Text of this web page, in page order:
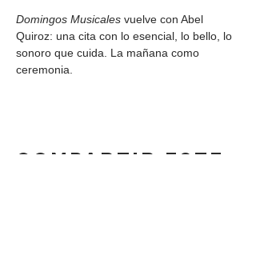
Domingos Musicales vuelve con Abel
Quiroz: una cita con lo esencial, lo bello, lo
sonoro que cuida. La mañana como
ceremonia.
Compartir este